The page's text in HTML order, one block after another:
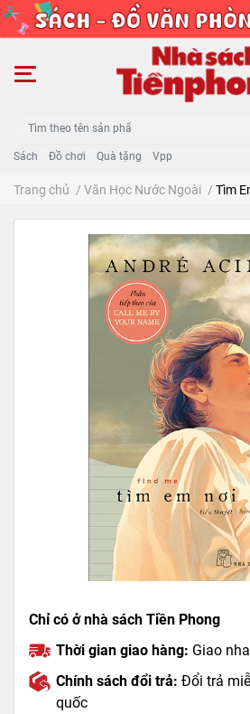
Sách Đồ chơi Quà tặng Vpp
Trang chủ / Văn Học Nước Ngoài / Tìm
Chỉ có ở nhà sách Tiền Phong
Thời gian giao hàng: Giao
Chính sách đổi trả: Đổi trả
quốc